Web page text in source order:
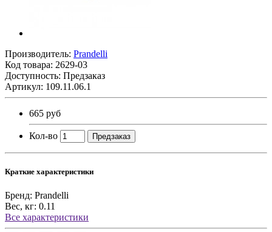
Производитель: Prandelli
Код товара: 2629-03
Доступность: Предзаказ
Артикул: 109.11.06.1
665 руб
Кол-во Предзаказ
Краткие характеристики
Бренд: Prandelli
Вес, кг: 0.11
Все характеристики